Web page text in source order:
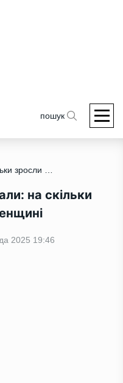
пошук
/ Маршрутки подорожчали: на скільки зросли тарифи на Рівненщині
на скільки
2025 19:46